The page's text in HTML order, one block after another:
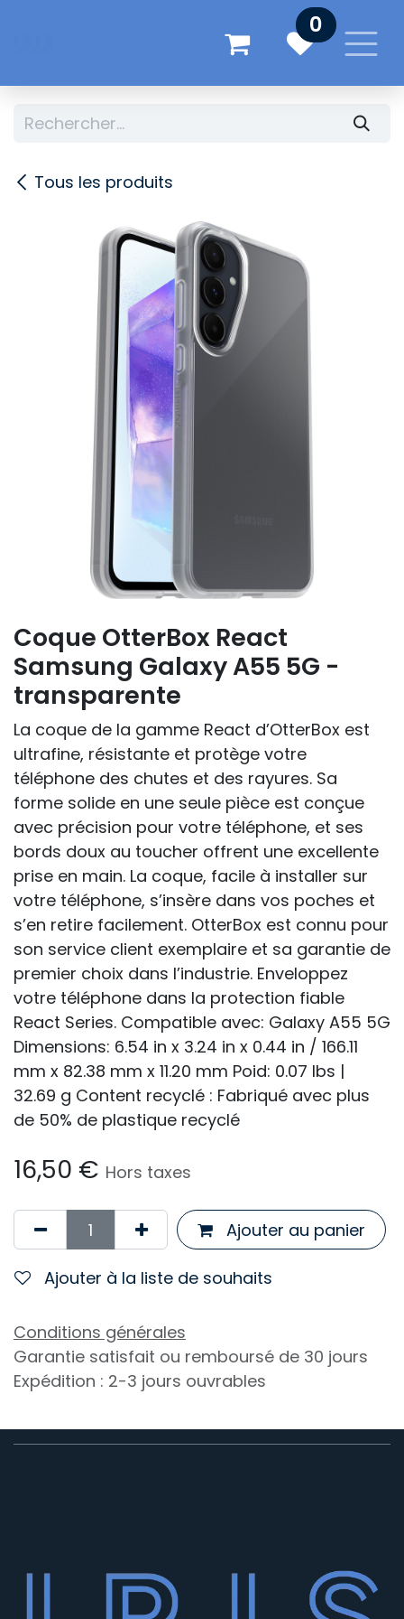
0
Tous les produits
Coque OtterBox React
Samsung Galaxy A55 5G -
transparente
La coque de la gamme React d’OtterBox est
ultrafine, résistante et protège votre
téléphone des chutes et des rayures. Sa
forme solide en une seule pièce est conçue
avec précision pour votre téléphone, et ses
bords doux au toucher offrent une excellente
prise en main. La coque, facile à installer sur
votre téléphone, s’insère dans vos poches et
s’en retire facilement. OtterBox est connu pour
son service client exemplaire et sa garantie de
premier choix dans l’industrie. Enveloppez
votre téléphone dans la protection fiable
React Series. Compatible avec: Galaxy A55 5G
Dimensions: 6.54 in x 3.24 in x 0.44 in / 166.11
mm x 82.38 mm x 11.20 mm Poid: 0.07 lbs |
32.69 g Content recyclé : Fabriqué avec plus
de 50% de plastique recyclé
16,50 € Hors taxes
Ajouter au panier
Ajouter à la liste de souhaits
Conditions générales
Garantie satisfait ou remboursé de 30 jours
Expédition : 2-3 jours ouvrables